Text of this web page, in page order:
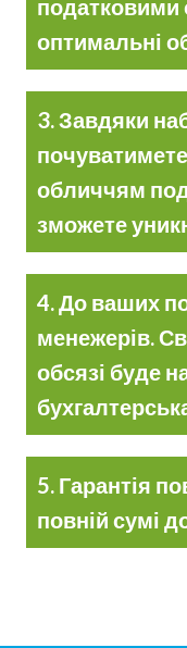
податковими
оптимальні
3. Завдяки
обличчям
зможете
4. До ваших
менежерів.
обсязі буде
5. Гарантія
повній сумі